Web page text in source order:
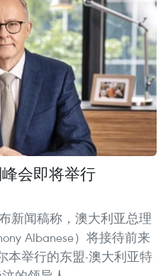
会即将举行
新闻稿称，澳大利亚总理
Albanese）将接待前来
本举行的东盟-澳大利亚特